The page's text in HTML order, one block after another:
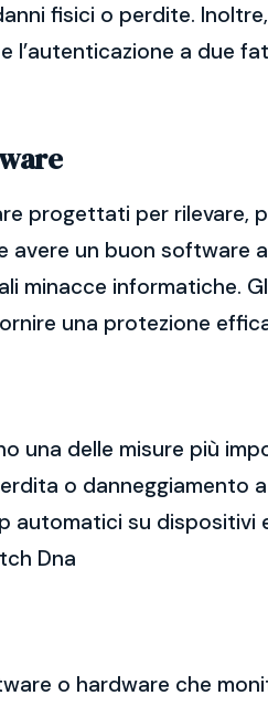
fisici o perdite.
l’autenticazione a due
progettati per rilevare,
avere un buon software
minacce informatiche.
una protezione
una delle misure più
o danneggiamento
automatici su
Dna
o hardware che